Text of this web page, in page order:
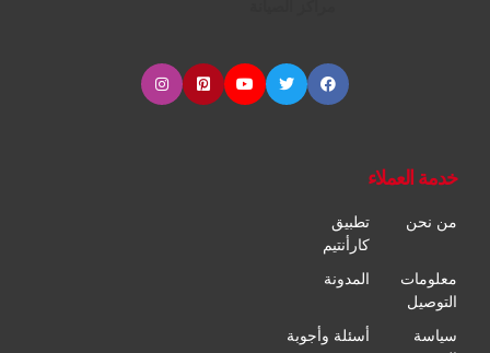
خدمة العملاء
من نحن
تطبيق
كارأنتيم
معلومات
التوصيل
المدونة
سياسة
أسئلة وأجوبة